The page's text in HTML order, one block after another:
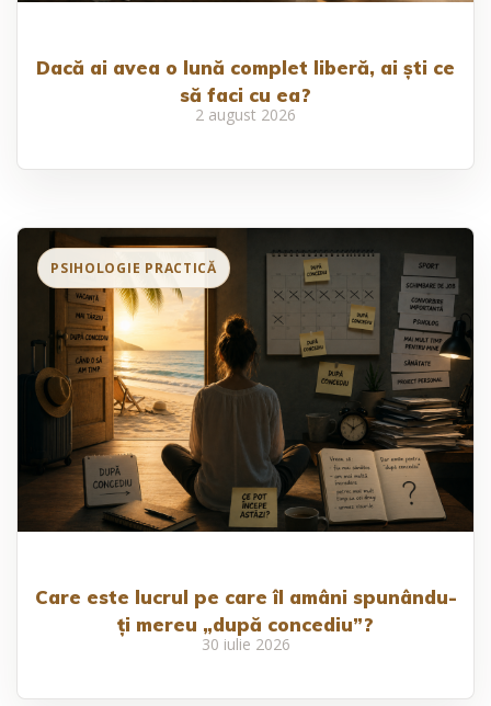
Dacă ai avea o lună complet liberă, ai ști ce
să faci cu ea?
2 august 2026
Care este lucrul pe care îl amâni spunându-
ți mereu „după concediu”?
30 iulie 2026